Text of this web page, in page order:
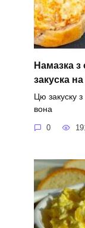
Намазка з
закуска
Цю закуску
вона
0